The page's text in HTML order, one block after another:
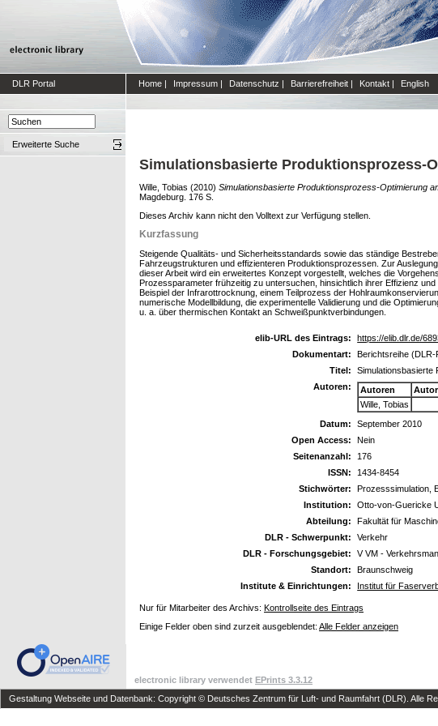
DLR Portal Home | Impressum | Datenschutz | Barrierefreiheit | Kontakt | English
Erweiterte Suche
Simulationsbasierte Produktionsprozess-
Wille, Tobias (2010) Simulationsbasierte Produktionsprozess-Optimierung
Magdeburg. 176 S.
Dieses Archiv kann nicht den Volltext zur Verfügung stellen.
Kurzfassung
Steigende Qualitäts- und Sicherheitsstandards sowie das ständige
Fahrzeugstrukturen und effizienteren Produktionsprozessen. Zur
dieser Arbeit wird ein erweitertes Konzept vorgestellt, welches die
Prozessparameter frühzeitig zu untersuchen, hinsichtlich ihrer Effizienz
Beispiel der Infrarottrocknung, einem Teilprozess der
numerische Modellbildung, die experimentelle Validierung und die
u. a. über thermischen Kontakt an Schweißpunktverbindungen.
elib-URL des Eintrags:
https://elib.dlr.de/
Dokumentart:
Berichtsreihe
Titel:
Simulationsbasierte
Autoren:
Autoren
Wille, Tobias
Datum:
September 2010
Open Access:
Nein
Seitenanzahl:
176
ISSN:
1434-8454
Stichwörter:
Prozesssimulation,
Institution:
Otto-von-Guericke
Abteilung:
Fakultät für
DLR - Schwerpunkt:
Verkehr
DLR - Forschungsgebiet:
V VM -
Standort:
Braunschweig
Institute & Einrichtungen:
Institut für
Nur für Mitarbeiter des Archivs: Kontrollseite des Eintrags
Einige Felder oben sind zurzeit ausgeblendet: Alle Felder anzeigen
electronic library verwendet EPrints 3.3.12
Gestaltung Webseite und Datenbank: Copyright © Deutsches Zentrum für Luft- und Raumfahrt (DLR). Alle